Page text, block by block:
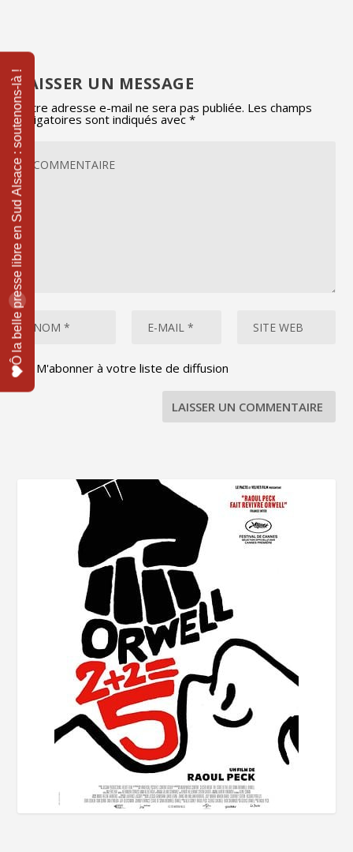
LAISSER UN MESSAGE
Votre adresse e-mail ne sera pas publiée. Les champs
obligatoires sont indiqués avec*
M'abonner à votre liste de diffusion